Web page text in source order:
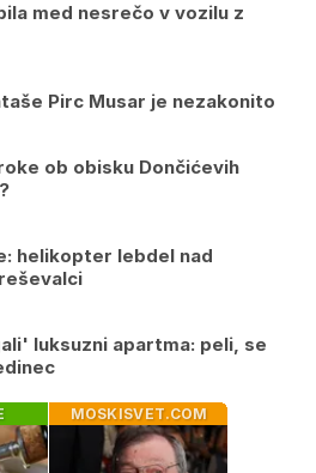
med nesrečo v vozilu z
Pirc Musar je nezakonito
ob obisku Dončićevih
helikopter lebdel nad
luksuzni apartma: peli, se
MOSKISVET.COM